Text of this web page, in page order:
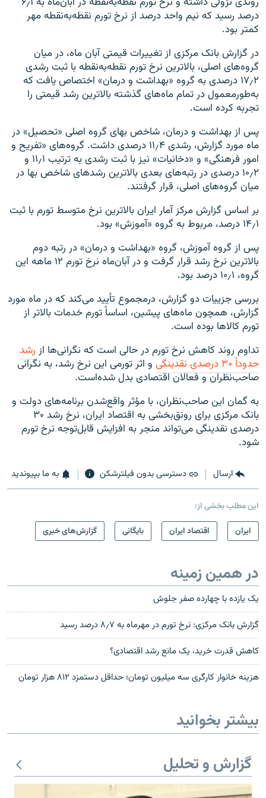
درصد رسید که نیم واحد درصد از نرخ تورم نقطه‌به‌نقطه مهر
کمتر بود.
در گزارش بانک مرکزی از تغییرات قیمتی آبان ماه، در میان
گروه‌های اصلی، بالاترین نرخ تورم نقطه‌به‌نقطه با ثبت رشدی
۱۷٫۲ درصدی به گروه «بهداشت و درمان» اختصاص یافت که
به‌طورمعمول در تمام ماه‌های گذشته بالاترین رشد قیمتی را
تجربه کرده است.
پس از بهداشت و درمان، شاخص بهای گروه اصلی «تحصیل» در
ماه مورد گزارش، رشدی ۱۱٫۴ درصدی داشت. گروه‌های «تفریح و
امور فرهنگی» و «دخانیات» نیز با ثبت رشدی به ترتیب ۱۱٫۱ و
۱۰٫۲ درصدی در رتبه‌های بعدی بالاترین رشدهای شاخص بها در
میان گروه‌های اصلی، قرار گرفتند.
بر اساس گزارش مرکز آمار ایران بالاترین نرخ متوسط تورم با ثبت
۱۴٫۱ درصد، مربوط به گروه «آموزش» بود
.
پس از گروه آموزش، گروه «بهداشت و درمان» در رتبه دوم
بالاترین نرخ رشد قرار گرفت و در آبان‌ماه نرخ تورم ۱۲ ماهه این
گروه، ۱۰٫۱ درصد بود
.
بررسی جزییات دو گزارش، درمجموع تأیید می‌کند که در ماه مورد
گزارش، همچون ماه‌های پیشین، اساساً تورم خدمات بالاتر از
تورم کالاها بوده است.
تداوم روند کاهش نرخ تورم در حالی است که نگرانی‌ها از رشد
حدوداً ۳۰ درصدی نقدینگی
و اثر تورمی این نرخ رشد، به نگرانی
صاحب‌نظران و فعالان اقتصادی بدل شده‌است.
به گمان این صاحب‌نظران، با مؤثر واقع‌شدن برنامه‌های دولت و
بانک مرکزی برای رونق‌بخشی به اقتصاد ایران، نرخ رشد ۳۰
درصدی نقدینگی می‌تواند منجر به افزایش قابل‌توجه نرخ تورم
شود.
ارسال دسترسی بدون فیلترشکن به ما بپیوندید
این مطلب بخشی از:
ايران
اقتصاد ایران بایگانی گزارش‌های خبری
در همین زمینه
یک یازده با چهارده صفر جلوش
گزارش بانک‌ مرکزی: نرخ تورم در مهرماه به ۸٫۷ درصد رسید
کاهش قدرت خرید، یک مانع رشد اقتصادی؟
هزینه خانوار کارگری سه میلیون تومان؛ حداقل دستمزد ۸۱۲ هزار تومان
بیشتر بخوانید
گزارش و تحلیل